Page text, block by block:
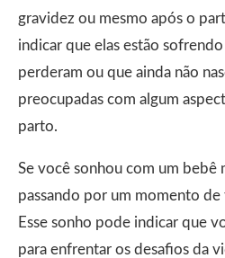
gravidez ou mesmo após o
indicar que elas estão
perderam ou que ainda não
preocupadas com algum
parto.
Se você sonhou com um bebê
passando por um momento de
Esse sonho pode indicar que
para enfrentar os desafios da